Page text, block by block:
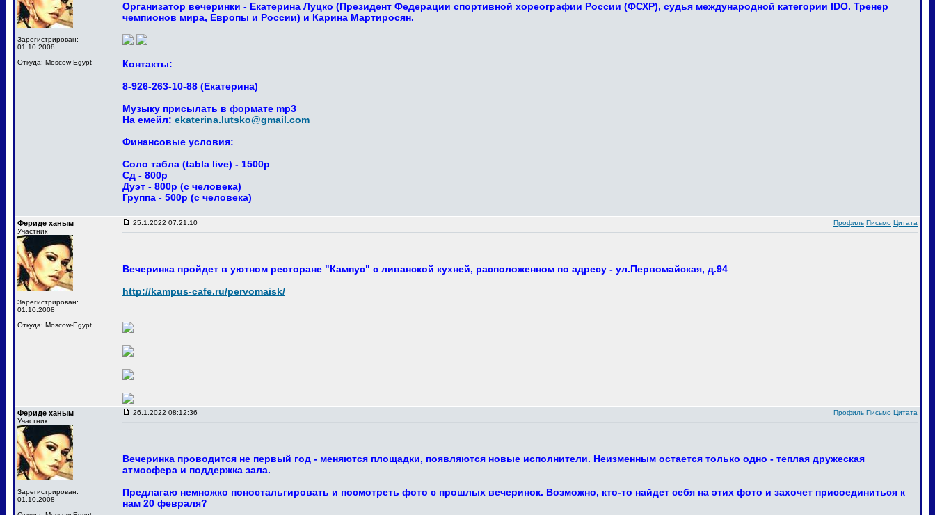
Зарегистрирован:
01.10.2008
Откуда: Moscow-Egypt
Организатор вечеринки - Екатерина Луцко (Президент Федерации спортивной хореографии России (ФСХР), судья международной категории IDO. Тренер
чемпионов мира, Европы и России) и Карина Мартиросян.
Контакты:
8-926-263-10-88 (Екатерина)
Музыку присылать в формате mp3
На емейл: ekaterina.lutsko@gmail.com
Финансовые условия:
Соло табла (tabla live) - 1500р
Сд - 800р
Дуэт - 800р (с человека)
Группа - 500р (с человека)
Фериде ханым
Участник
Зарегистрирован:
01.10.2008
Откуда: Moscow-Egypt
25.1.2022 07:21:10 Профиль Письмо Цитата
Вечеринка пройдет в уютном ресторане "Кампус" с ливанской кухней, расположенном по адресу - ул.Первомайская, д.94
http://kampus-cafe.ru/pervomaisk/
Фериде ханым
Участник
Зарегистрирован:
01.10.2008
26.1.2022 08:12:36 Профиль Письмо Цитата
Вечеринка проводится не первый год - меняются площадки, появляются новые исполнители. Неизменным остается только одно - теплая дружеская
атмосфера и поддержка зала.
Предлагаю немножко поностальгировать и посмотреть фото с прошлых вечеринок. Возможно, кто-то найдет себя на этих фото и захочет присоединиться к
нам 20 февраля?